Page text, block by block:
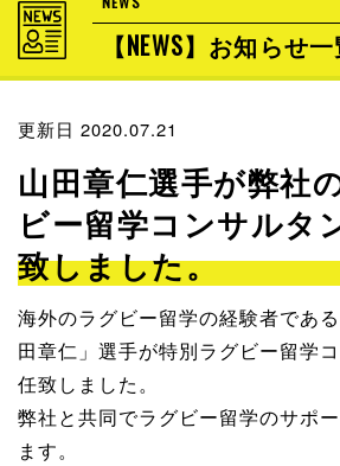
【NEWS】お知らせ
更新日 2020.07.21
山田章仁選手が弊社
ビー留学コンサルタ
致しました。
海外のラグビー留学の経験者であ
田章仁」選手が特別ラグビー留学
任致しました。
弊社と共同でラグビー留学のサポ
ます。